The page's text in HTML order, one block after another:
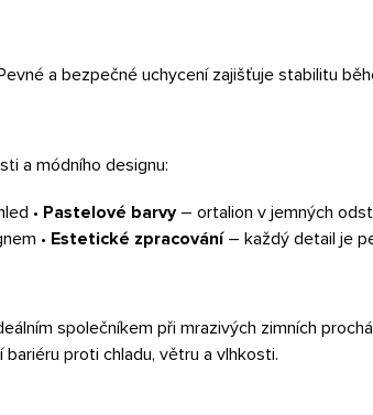
a bezpečné uchycení zajišťuje stabilitu
a módního designu:
• Pastelové barvy – ortalion v jemných
• Estetické zpracování – každý detail je
společníkem při mrazivých zimních
proti chladu, větru a vlhkosti.